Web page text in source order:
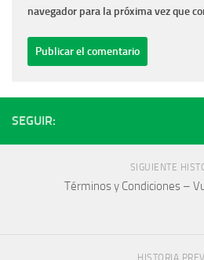
navegador para la próxima vez que
SEGUIR:
SIGUIENTE
Términos y Condiciones –
HISTORIA